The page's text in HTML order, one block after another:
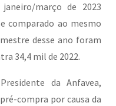
março de 2023
comparado ao mesmo
desse ano foram
34,4 mil de 2022.
da Anfavea,
compra por causa da